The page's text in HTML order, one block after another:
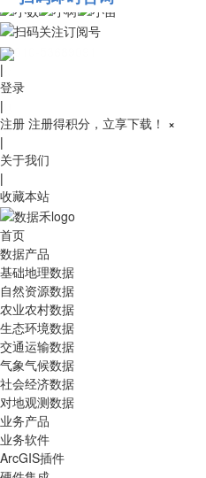
010-53689091
|
登录
|
注册 注册得积分，立享下载！ ×
|
关于我们
|
收藏本站
首页
数据产品
基础地理数据
自然资源数据
农业农村数据
生态环境数据
交通运输数据
气象气候数据
社会经济数据
对地观测数据
业务产品
业务软件
ArcGIS插件